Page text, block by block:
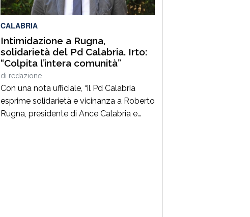
si è verificato nei giorni scorsi […]
CALABRIA
Intimidazione a Rugna,
solidarietà del Pd Calabria. Irto:
“Colpita l’intera comunità”
di redazione
Con una nota ufficiale, “il Pd Calabria
esprime solidarietà e vicinanza a Roberto
Rugna, presidente di Ance Calabria e